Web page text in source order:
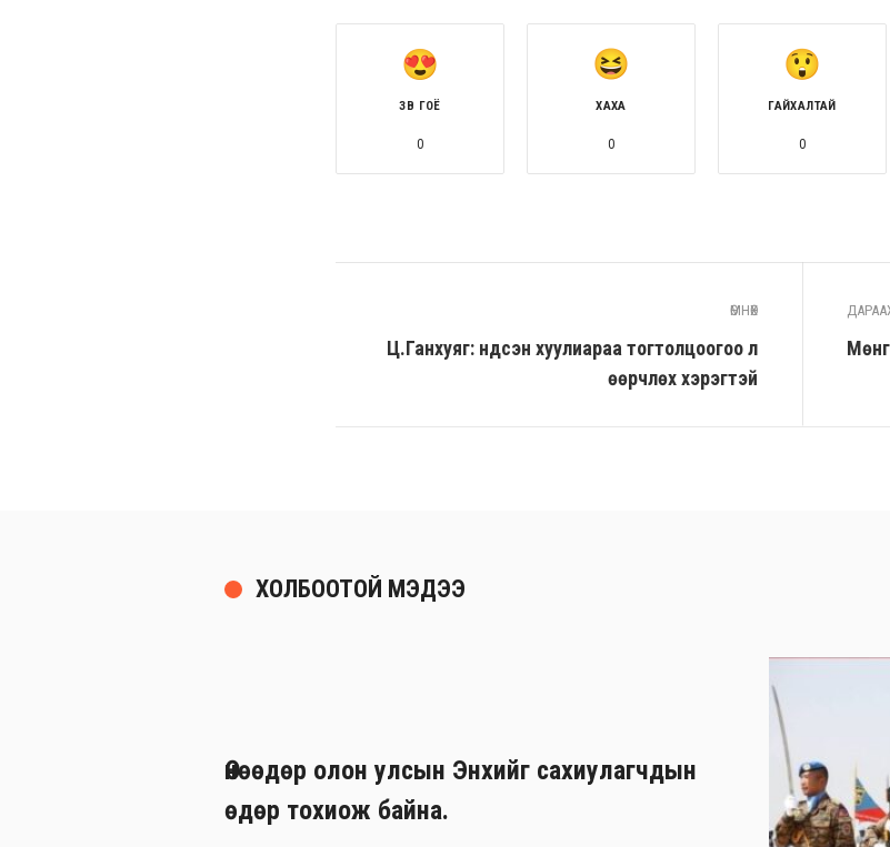
ЗӨВ ГОЁ
0
ХАХА
0
ГАЙХАЛТАЙ
0
ӨМНӨХ
Ц.Ганхуяг: Үндсэн хуулиараа тогтолцоогоо л
өөрчлөх хэрэгтэй
ХОЛБООТОЙ МЭДЭЭ
Өнөөдөр олон улсын Энхийг сахиулагчдын
өдөр тохиож байна.